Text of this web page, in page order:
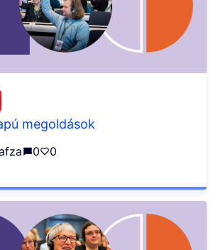
megoldások
0 0